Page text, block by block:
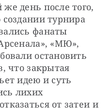
день после того,
турнира
фанаты
«МЮ»,
остановить
что закрытая
идею и суть
лихих
от затеи и